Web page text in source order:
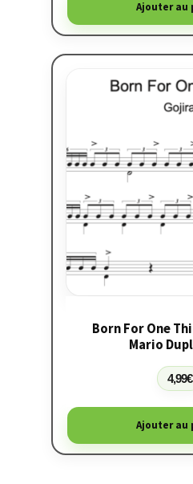
Ajouter au
Born For One
Mario
4,99€
Ajouter au